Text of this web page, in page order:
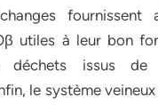
fournissent
utiles à leur bon
déchets issus de
le système